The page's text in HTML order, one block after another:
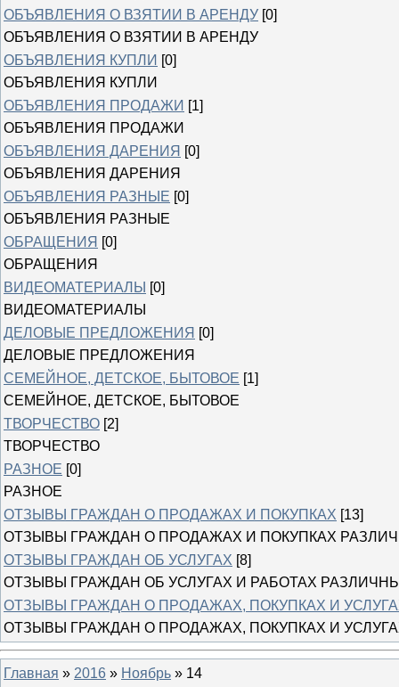
ОБЪЯВЛЕНИЯ О ВЗЯТИИ В АРЕНДУ [0]
ОБЪЯВЛЕНИЯ О ВЗЯТИИ В АРЕНДУ
ОБЪЯВЛЕНИЯ КУПЛИ [0]
ОБЪЯВЛЕНИЯ КУПЛИ
ОБЪЯВЛЕНИЯ ПРОДАЖИ [1]
ОБЪЯВЛЕНИЯ ПРОДАЖИ
ОБЪЯВЛЕНИЯ ДАРЕНИЯ [0]
ОБЪЯВЛЕНИЯ ДАРЕНИЯ
ОБЪЯВЛЕНИЯ РАЗНЫЕ [0]
ОБЪЯВЛЕНИЯ РАЗНЫЕ
ОБРАЩЕНИЯ [0]
ОБРАЩЕНИЯ
ВИДЕОМАТЕРИАЛЫ [0]
ВИДЕОМАТЕРИАЛЫ
ДЕЛОВЫЕ ПРЕДЛОЖЕНИЯ [0]
ДЕЛОВЫЕ ПРЕДЛОЖЕНИЯ
СЕМЕЙНОЕ, ДЕТСКОЕ, БЫТОВОЕ [1]
СЕМЕЙНОЕ, ДЕТСКОЕ, БЫТОВОЕ
ТВОРЧЕСТВО [2]
ТВОРЧЕСТВО
РАЗНОЕ [0]
РАЗНОЕ
ОТЗЫВЫ ГРАЖДАН О ПРОДАЖАХ И ПОКУПКАХ [13]
ОТЗЫВЫ ГРАЖДАН О ПРОДАЖАХ И ПОКУПКАХ
ОТЗЫВЫ ГРАЖДАН ОБ УСЛУГАХ [8]
ОТЗЫВЫ ГРАЖДАН ОБ УСЛУГАХ И РАБОТАХ
ОТЗЫВЫ ГРАЖДАН О ПРОДАЖАХ, ПОКУПКАХ И
ОТЗЫВЫ ГРАЖДАН О ПРОДАЖАХ, ПОКУПКАХ И
Главная » 2016 » Ноябрь » 14